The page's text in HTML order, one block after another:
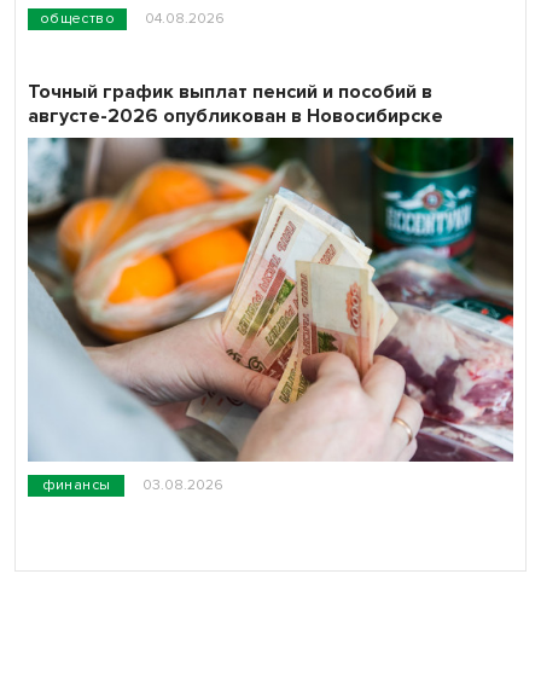
общество 04.08.2026
финансы 03.08.2026
Точный график выплат пенсий и пособий в
августе-2026 опубликован в Новосибирске